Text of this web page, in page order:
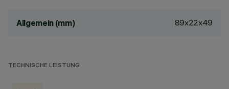
Allgemein (mm) 89x22x49
TECHNISCHE LEISTUNG